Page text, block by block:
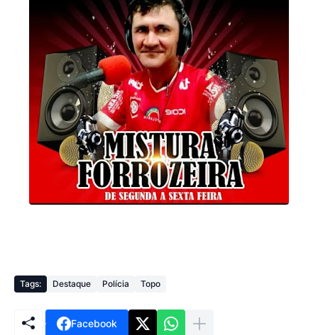
Tags: Destaque Polícia Topo
Facebook